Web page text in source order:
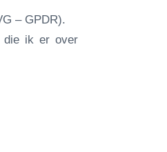
– GPDR).
die ik er over